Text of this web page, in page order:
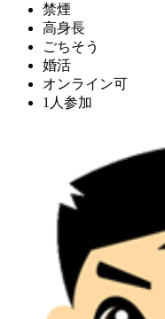
禁煙
高身長
ごちそう
婚活
オンライン可
1人参加